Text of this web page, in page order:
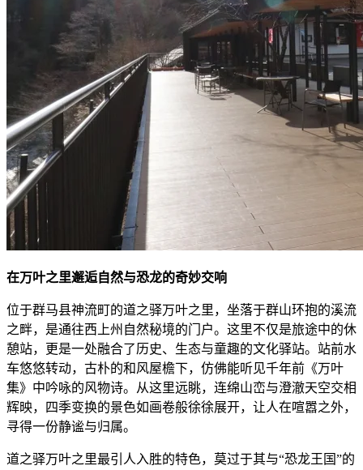
在万叶之里邂逅自然与恐龙的奇妙交响
位于群马县神流町的道之驿万叶之里，坐落于群山环抱的溪流
之畔，是通往西上州自然秘境的门户。这里不仅是旅途中的休
憩站，更是一处融合了历史、生态与童趣的文化驿站。站前水
车悠悠转动，古朴的和风屋檐下，仿佛能听见千年前《万叶
集》中吟咏的风物诗。从这里远眺，连绵山峦与澄澈天空交相
辉映，四季变换的景色如画卷般徐徐展开，让人在喧嚣之外，
寻得一份静谧与归属。
道之驿万叶之里最引人入胜的特色，莫过于其与“恐龙王国”的